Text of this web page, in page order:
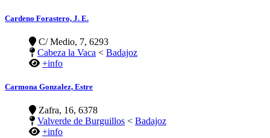
Cardeno Forastero, J. E.
C/ Medio, 7, 6293
Cabeza la Vaca < Badajoz
+info
Carmona Gonzalez, Estre
Zafra, 16, 6378
Valverde de Burguillos < Badajoz
+info